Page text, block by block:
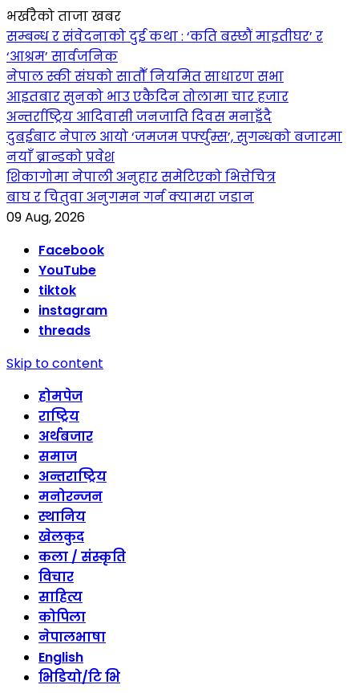
भर्खरैको ताजा खबर
सम्बन्ध र संवेदनाको दुई कथा : ‘कति बस्छौं माइतीघर’ र
‘आश्रम’ सार्वजनिक
नेपाल स्की संघको सातौँ नियमित साधारण सभा
आइतबार सुनको भाउ एकैदिन तोलामा चार हजार
अन्तर्राष्ट्रिय आदिवासी जनजाति दिवस मनाइँदै
दुबईबाट नेपाल आयो ‘जमजम पर्फ्युम्स’, सुगन्धको बजारमा
नयाँ ब्रान्डको प्रवेश
शिकागोमा नेपाली अनुहार समेटिएको भित्तेचित्र
बाघ र चितुवा अनुगमन गर्न क्यामरा जडान
09 Aug, 2026
Facebook
YouTube
tiktok
instagram
threads
Skip to content
होमपेज
राष्ट्रिय
अर्थबजार
समाज
अन्तराष्ट्रिय
मनोरन्जन
स्थानिय
खेलकुद
कला / संस्कृति
विचार
साहित्य
कोपिला
नेपालभाषा
English
भिडियो/टि भि